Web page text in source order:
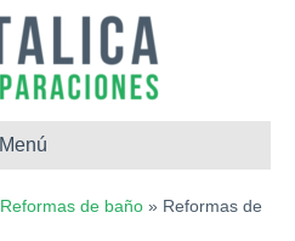
Menú
Reformas de baño » Reformas de